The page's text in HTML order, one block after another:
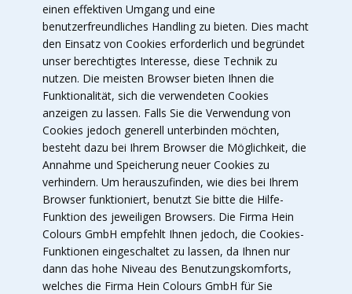
einen effektiven Umgang und eine
benutzerfreundliches Handling zu bieten. Dies macht
den Einsatz von Cookies erforderlich und begründet
unser berechtigtes Interesse, diese Technik zu
nutzen. Die meisten Browser bieten Ihnen die
Funktionalität, sich die verwendeten Cookies
anzeigen zu lassen. Falls Sie die Verwendung von
Cookies jedoch generell unterbinden möchten,
besteht dazu bei Ihrem Browser die Möglichkeit, die
Annahme und Speicherung neuer Cookies zu
verhindern. Um herauszufinden, wie dies bei Ihrem
Browser funktioniert, benutzt Sie bitte die Hilfe-
Funktion des jeweiligen Browsers. Die Firma Hein
Colours GmbH empfehlt Ihnen jedoch, die Cookies-
Funktionen eingeschaltet zu lassen, da Ihnen nur
dann das hohe Niveau des Benutzungskomforts,
welches die Firma Hein Colours GmbH für Sie